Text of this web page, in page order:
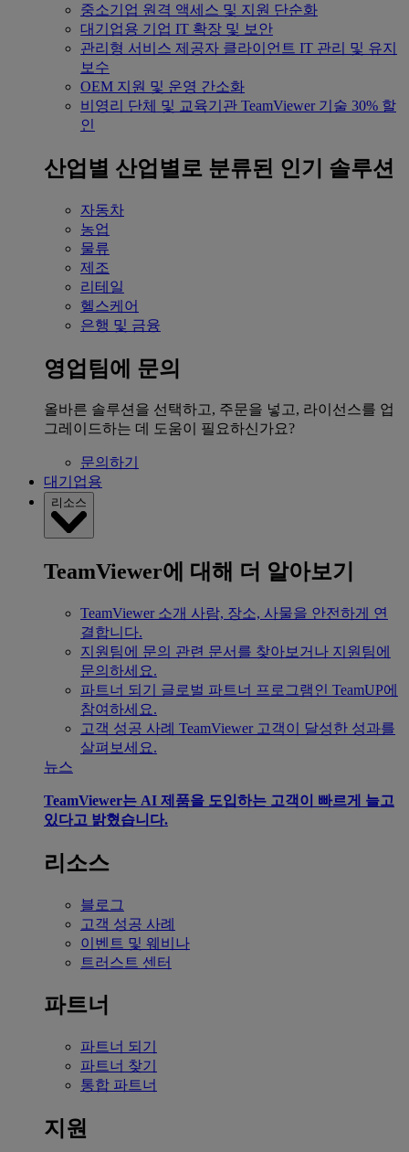
중소기업 원격 액세스 및 지원 단순화
대기업용 기업 IT 확장 및 보안
관리형 서비스 제공자 클라이언트 IT 관리 및 유지
보수
OEM 지원 및 운영 간소화
비영리 단체 및 교육기관 TeamViewer 기술 30% 할
인
산업별 산업별로 분류된 인기 솔루션
자동차
농업
물류
제조
리테일
헬스케어
은행 및 금융
영업팀에 문의
올바른 솔루션을 선택하고, 주문을 넣고, 라이선스를 업
그레이드하는 데 도움이 필요하신가요?
문의하기
대기업용
리소스
TeamViewer에 대해 더 알아보기
TeamViewer 소개 사람, 장소, 사물을 안전하게 연
결합니다.
지원팀에 문의 관련 문서를 찾아보거나 지원팀에
문의하세요.
파트너 되기
글로벌 파트너 프로그램인 TeamUP에
참여하세요.
고객 성공 사례 TeamViewer 고객이 달성한 성과를
살펴보세요.
뉴스
TeamViewer는 AI 제품을 도입하는 고객이 빠르게 늘고
있다고 밝혔습니다.
리소스
블로그
고객 성공 사례
이벤트 및 웨비나
트러스트 센터
파트너
파트너 되기
파트너 찾기
통합 파트너
지원